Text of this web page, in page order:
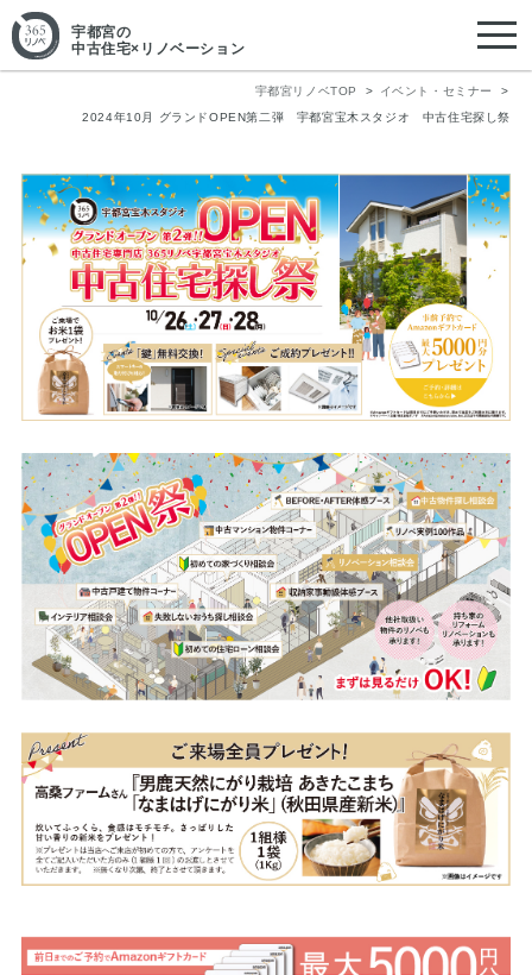
宇都宮の
中古住宅×リノベーション
宇都宮リノベTOP
イベント・セミナー
2024年10月 グランドOPEN第二弾 宇都宮宝木スタジオ 中古住宅探し祭